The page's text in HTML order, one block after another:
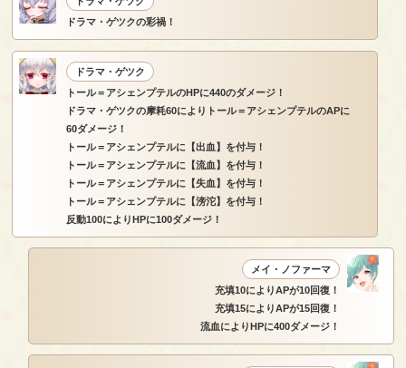
ドラマ・ゲツクの彩禍！
ドラマ・ゲツク
トール＝アシェンプテルのHPに440のダメージ！
ドラマ・ゲツクの摩耗60によりトール＝アシェンプテルのAPに
60ダメージ！
トール＝アシェンプテルに【出血】を付与！
トール＝アシェンプテルに【流血】を付与！
トール＝アシェンプテルに【失血】を付与！
トール＝アシェンプテルに【滂沱】を付与！
反動100によりHPに100ダメージ！
メイ・ノファーマ
充填10によりAPが10回復！
充填15によりAPが15回復！
流血によりHPに400ダメージ！